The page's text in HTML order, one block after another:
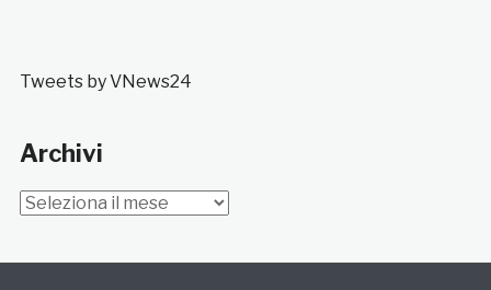
Tweets by VNews24
Archivi
Archivi